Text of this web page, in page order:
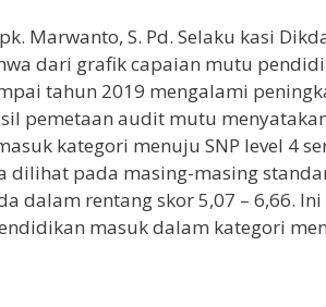
Marwanto, S. Pd. Selaku kasi
dari grafik capaian mutu
tahun 2019 mengalami
pemetaan audit mutu
kategori menuju SNP level 4
dilihat pada masing-masing
dalam rentang skor 5,07 – 6,66.
masuk dalam kategori